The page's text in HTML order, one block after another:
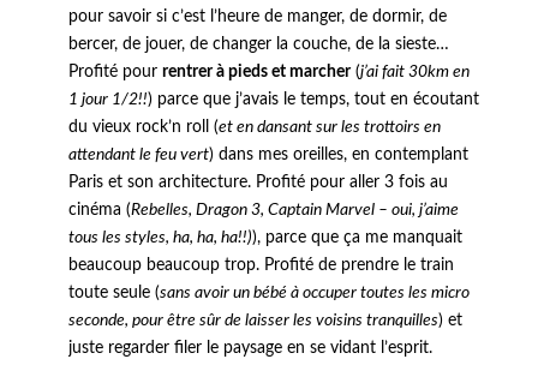
pour savoir si c’est l’heure de manger, de dormir, de
bercer, de jouer, de changer la couche, de la sieste…
Profité pour rentrer à pieds et marcher(j’ai fait 30km en
1 jour 1/2!!) parce que j’avais le temps, tout en écoutant
du vieux rock’n roll (et en dansant sur les trottoirs en
attendant le feu vert) dans mes oreilles, en contemplant
Paris et son architecture. Profité pour aller 3 fois au
cinéma (Rebelles, Dragon 3, Captain Marvel – oui, j’aime
tous les styles, ha, ha, ha!!)), parce que ça me manquait
beaucoup beaucoup trop. Profité de prendre le train
toute seule (sans avoir un bébé à occuper toutes les micro
seconde, pour être sûr de laisser les voisins tranquilles) et
juste regarder filer le paysage en se vidant l’esprit.